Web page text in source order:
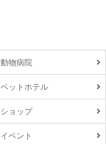
動物病院
ペットホテル
ショップ
イベント